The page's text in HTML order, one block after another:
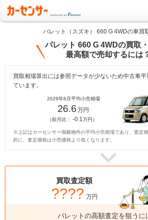
パレット（スズキ） 660 G 4WDの車買
パレット 660 G 4WDの買取・
最高額で売却するには
買取相場算出には参照データが少ないため中古車
ています。
2026年8月平均小売相場
26.6万円
（前月比： -0.1万円）
※上記はカーセンサー掲載物件の平均小売相場であり、査定
的に、査定価格は小売価格より低くなります。
買取査定額
???? 万円
パレットの高額査定を狙うに